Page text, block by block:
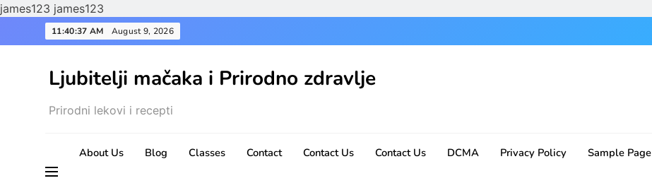
james123 james123
to
11:40:38 AM August 9, 2026
Ljubitelji mačaka i Prirodno zdravlje
Prirodni lekovi i recepti
About Us Blog Classes Contact Contact Us Contact Us DCMA Privacy Policy Sample Page